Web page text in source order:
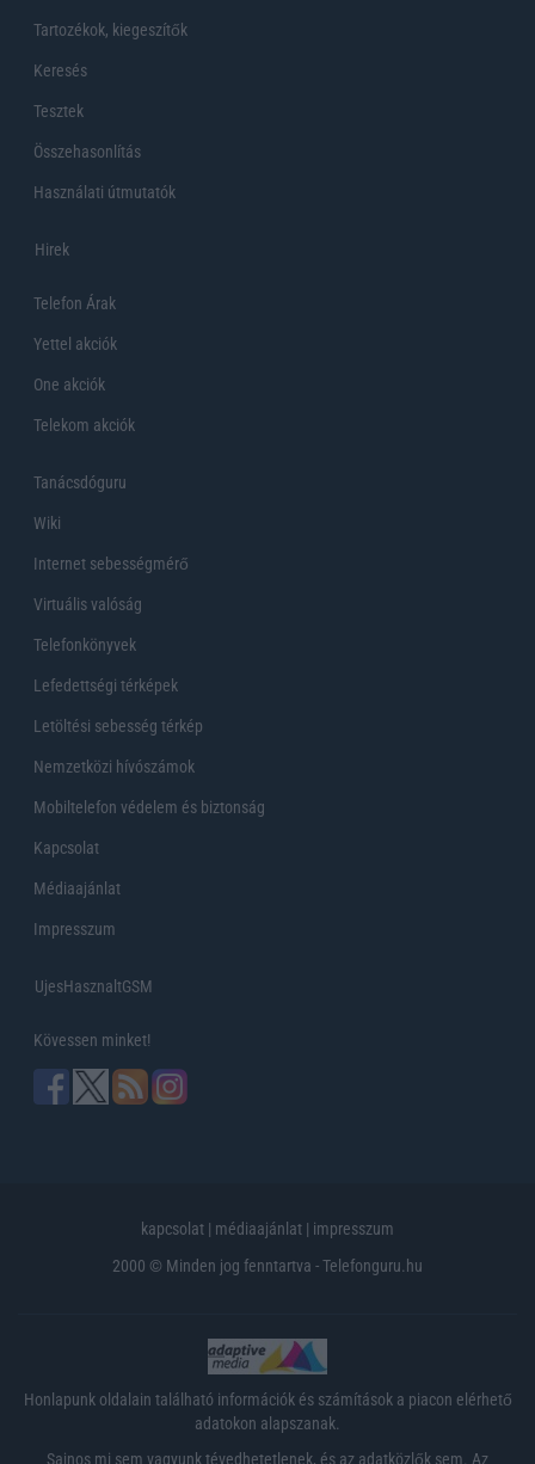
Tartozékok, kiegeszítők
Keresés
Tesztek
Összehasonlítás
Használati útmutatók
Hirek
Telefon Árak
Yettel akciók
One akciók
Telekom akciók
Tanácsdóguru
Wiki
Internet sebességmérő
Virtuális valóság
Telefonkönyvek
Lefedettségi térképek
Letöltési sebesség térkép
Nemzetközi hívószámok
Mobiltelefon védelem és biztonság
Kapcsolat
Médiaajánlat
Impresszum
UjesHasznaltGSM
Kövessen minket!
kapcsolat | médiaajánlat | impresszum
2000 © Minden jog fenntartva - Telefonguru.hu
Honlapunk oldalain található információk és számítások a piacon elérhető
adatokon alapszanak.
Sajnos mi sem vagyunk tévedhetetlenek, és az adatközlők sem. Az